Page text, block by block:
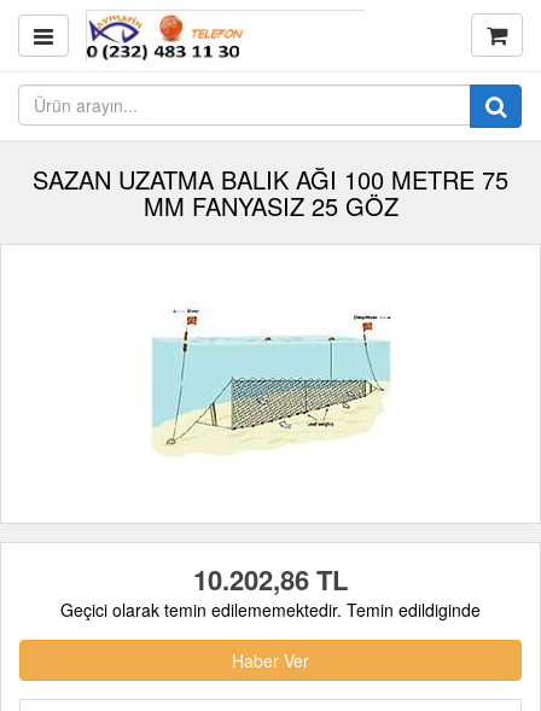
SAZAN UZATMA BALIK AĞI 100 METRE 75
MM FANYASIZ 25 GÖZ
10.202,86 TL
Geçici olarak temin edilememektedir. Temin edildiginde
Haber Ver